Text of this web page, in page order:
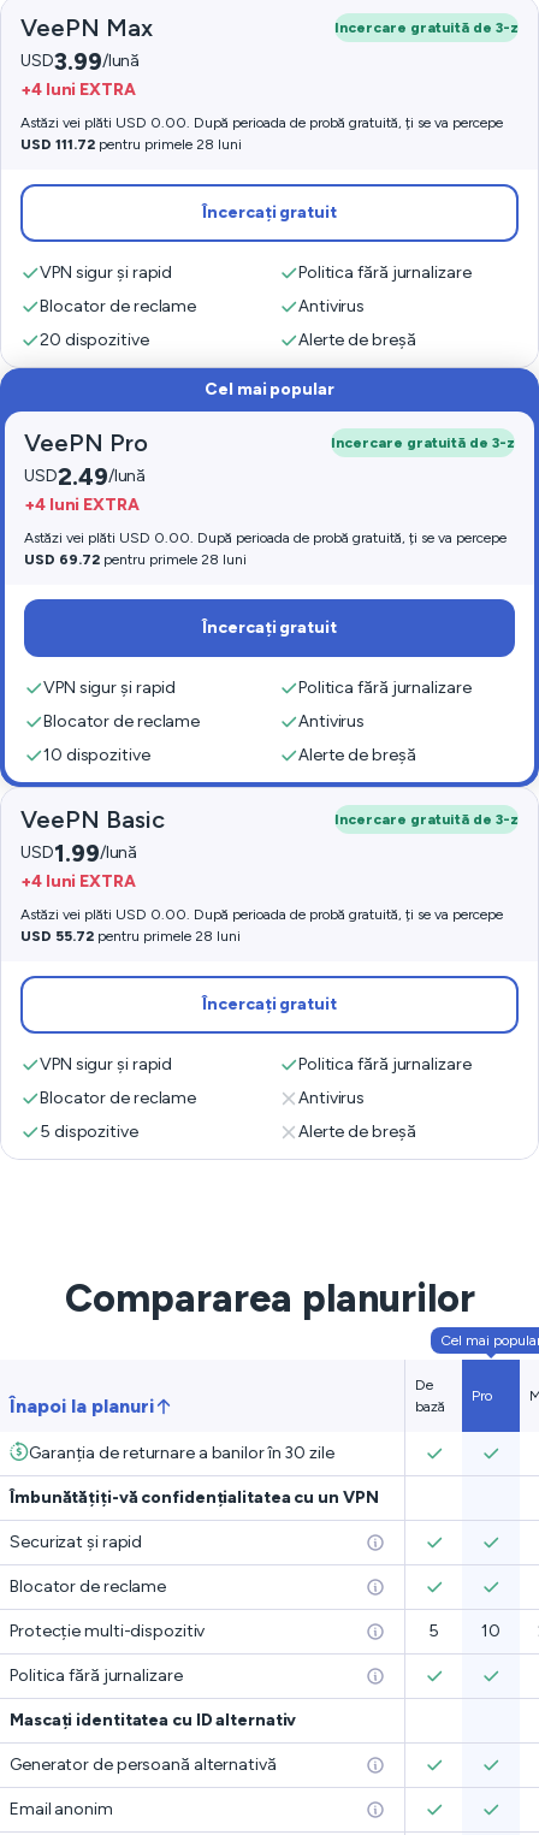
VeePN Max Incercare gratuită de 3-z
USD3.99/lună
+4 luni EXTRA
Astăzi vei plăti USD 0.00. După perioada de probă gratuită, ți se va percepe
USD 111.72 pentru primele 28 luni
Încercați gratuit
VPN sigur și rapid
Politica fără jurnalizare
Blocator de reclame
Antivirus
20 dispozitive
Alerte de breșă
Cel mai popular
VeePN Pro Incercare gratuită de 3-z
USD2.49/lună
+4 luni EXTRA
Astăzi vei plăti USD 0.00. După perioada de probă gratuită, ți se va percepe
USD 69.72 pentru primele 28 luni
Încercați gratuit
VPN sigur și rapid
Politica fără jurnalizare
Blocator de reclame
Antivirus
10 dispozitive
Alerte de breșă
VeePN Basic Incercare gratuită de 3-z
USD1.99/lună
+4 luni EXTRA
Astăzi vei plăti USD 0.00. După perioada de probă gratuită, ți se va percepe
USD 55.72 pentru primele 28 luni
Încercați gratuit
VPN sigur și rapid
Politica fără jurnalizare
Blocator de reclame
Antivirus
5 dispozitive
Alerte de breșă
Compararea planurilor
Înapoi la planuri
De
bază
Pro
Cel mai
Garanția de returnare a banilor în 30 zile
Îmbunătățiți-vă confidențialitatea cu un VPN
Securizat și rapid
Blocator de reclame
Protecție multi-dispozitiv 5 10
Politica fără jurnalizare
Mascați identitatea cu ID alternativ
Generator de persoană alternativă
Email anonim